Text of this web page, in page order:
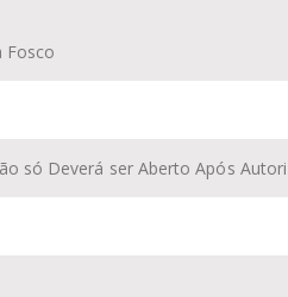
Fosco
só Deverá ser Aberto Após